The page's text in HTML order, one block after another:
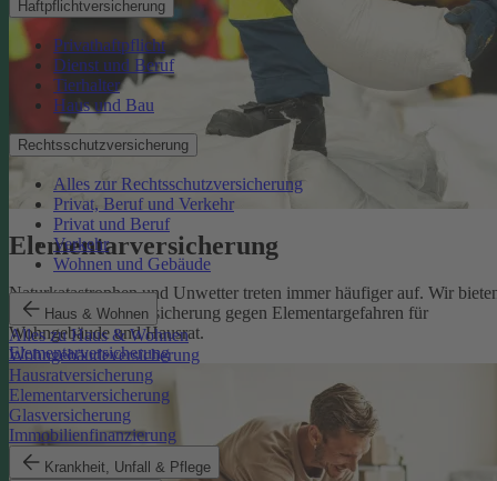
Haftpflichtversicherung
Privathaftpflicht
Dienst und Beruf
Tierhalter
Haus und Bau
Rechtsschutzversicherung
Alles zur Rechtsschutzversicherung
Privat, Beruf und Verkehr
Privat und Beruf
Verkehr
Wohnen und Gebäude
Haus & Wohnen
Alles zu Haus & Wohnen
Wohngebäudeversicherung
Hausratversicherung
Elementarversicherung
Glasversicherung
Immobilienfinanzierung
Krankheit, Unfall & Pflege
Elementarversicherung
Naturkatastrophen und Unwetter treten immer häufiger auf. Wir
eine zuverlässige Absicherung gegen Elementargefahren für
Wohngebäude und Hausrat.
Elementarversicherung